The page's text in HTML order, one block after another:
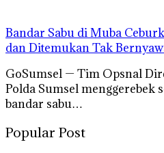
Bandar Sabu di Muba
dan Ditemukan Tak
GoSumsel — Tim Opsnal
Polda Sumsel menggerebek
bandar sabu…
Popular Post